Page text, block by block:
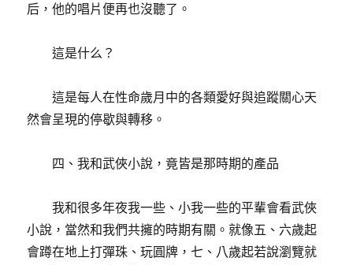
后，他的唱片便再也沒聽了。
這是什么？
這是每人在性命歲月中的各類愛好與追蹤關心天
然會呈現的停歇與轉移。
四、我和武俠小說，竟皆是那時期的產品
我和很多年夜我一些、小我一些的平輩會看武俠
小說，當然和我們共擁的時期有關。就像五、六歲起
會蹲在地上打彈珠、玩圓牌，七、八歲起若說瀏覽就